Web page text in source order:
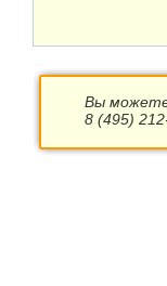
Вы
8 (495)